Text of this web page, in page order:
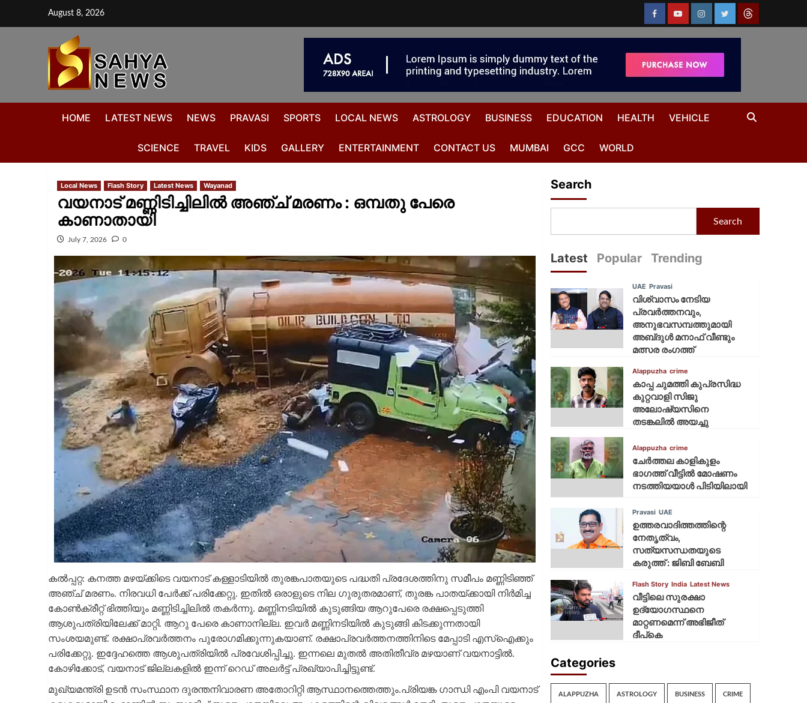
August 8, 2026
HOME LATEST NEWS NEWS PRAVASI SPORTS LOCAL NEWS ASTROLOGY BUSINESS EDUCATION HEALTH VEHICLE
SCIENCE TRAVEL KIDS GALLERY ENTERTAINMENT CONTACT US MUMBAI GCC WORLD
Local News Flash Story Latest News Wayanad
വയനാട് മണ്ണിടിച്ചിലിൽ അഞ്ച് മരണം : ഒമ്പതു പേരെ
കാണാതായി
July 7, 2026 0
കല്‍പ്പറ്റ: കനത്ത മഴയ്ക്കിടെ വയനാട് കള്ളാടിയിൽ തുരങ്കപാതയുടെ പദ്ധതി പ്രദേശത്തിനു സമീപം മണ്ണിടിഞ്ഞ്
അഞ്ച് മരണം. നിരവധി പേർക്ക് പരിക്കേറ്റു. ഇതിൽ ഒരാളുടെ നില ​ഗുരുതരമാണ്, തുരങ്ക പാതയ്ക്കായി നിർമിച്ച
കോൺക്രീറ്റ് ഭിത്തിയും മണ്ണിടിച്ചിലിൽ തകർന്നു. മണ്ണിനടിയിൽ കുടുങ്ങിയ ആറുപേരെ രക്ഷപ്പെടുത്തി
ആശുപത്രിയിലേക്ക് മാറ്റി. ആറു പേരെ കാണാനില്ല. ഇവർ മണ്ണിനടിയിൽ കുടുങ്ങി കിടക്കുന്നതായി
സംശയമുണ്ട്. രക്ഷാപ്രവർത്തനം പുരോഗമിക്കുന്നുകയാണ്. രക്ഷാപ്രവർത്തനത്തിനിടെ മേപ്പാടി എസ്ഐക്കും
പരിക്കേറ്റു. ഇദ്ദേഹത്തെ ആശുപത്രിയിൽ പ്രവേശിപ്പിച്ചു. ഇന്നലെ മുതൽ അതിതീവ്ര മഴയാണ് വയനാട്ടിൽ.
കോഴിക്കോട്, വയനാട് ജില്ലകളിൽ ഇന്ന് റെഡ് അലർട്ട് പ്രഖ്യാപിച്ചിട്ടുണ്ട്.
മുഖ്യമന്ത്രി ഉടന്‍ സംസ്ഥാന ദുരന്തനിവാരണ അതോറിറ്റി ആസ്ഥാനത്തെത്തും.പ്രിയങ്ക ഗാന്ധി എംപി വയനാട്
Search
Search
Latest Popular Trending
UAE Pravasi
വിശ്വാസം നേടിയ
പ്രവർത്തനവും,
അനുഭവസമ്പത്തുമായി
അബ്‌ദുൾ മനാഫ് വീണ്ടും
മത്സര രംഗത്ത്
Alappuzha crime
കാപ്പ ചുമത്തി കുപ്രസിദ്ധ
കുറ്റവാളി സിജു
അലോഷ്യസിനെ
തടങ്കലിൽ അയച്ചു
Alappuzha crime
ചേർത്തല കാളികുളം
ഭാഗത്ത് വീട്ടിൽ മോഷണം
നടത്തിയയാൾ പിടിയിലായി
Pravasi UAE
ഉത്തരവാദിത്തത്തിന്റെ
നേതൃത്വം,
സത്യസന്ധതയുടെ
കരുത്ത് : ജിബി ബേബി
Flash Story India Latest News
വീട്ടിലെ സുരക്ഷാ
ഉദ്യോഗസ്ഥനെ
മാറ്റണമെന്ന് അഭിജീത്
ദീപ്‌കെ
Categories
ALAPPUZHA ASTROLOGY BUSINESS CRIME